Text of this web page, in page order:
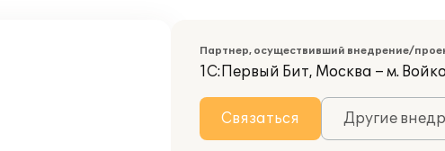
Партнер, осуществивший внедрение/
1С:Первый Бит, Москва – м.
Связаться Другие